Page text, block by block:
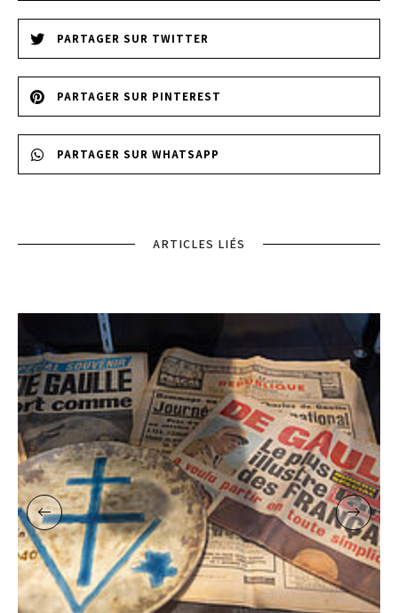
PARTAGER SUR TWITTER
PARTAGER SUR PINTEREST
PARTAGER SUR WHATSAPP
ARTICLES LIÉS